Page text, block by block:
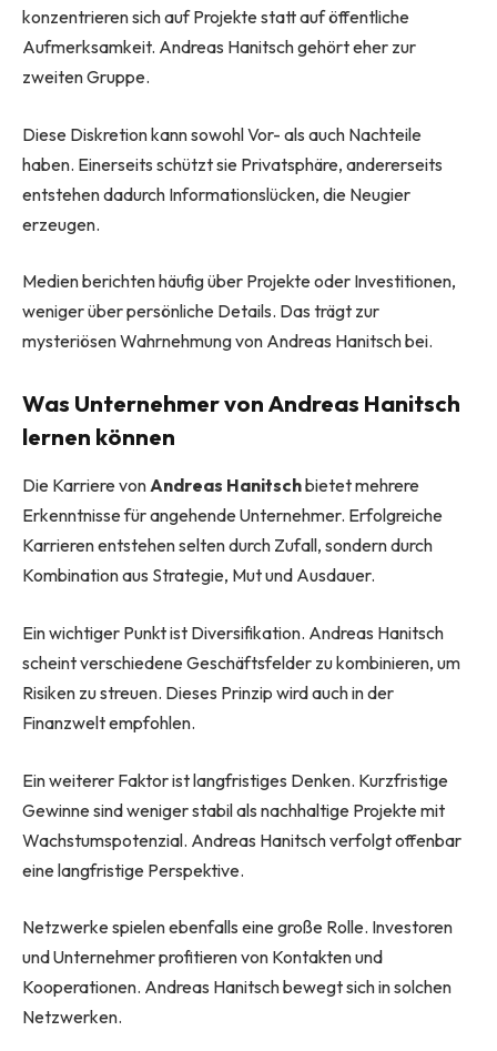
konzentrieren sich auf Projekte statt auf öffentliche
Aufmerksamkeit. Andreas Hanitsch gehört eher zur
zweiten Gruppe.
Diese Diskretion kann sowohl Vor- als auch Nachteile
haben. Einerseits schützt sie Privatsphäre, andererseits
entstehen dadurch Informationslücken, die Neugier
erzeugen.
Medien berichten häufig über Projekte oder Investitionen,
weniger über persönliche Details. Das trägt zur
mysteriösen Wahrnehmung von Andreas Hanitsch bei.
Was Unternehmer von Andreas Hanitsch
lernen können
Die Karriere vonAndreas Hanitschbietet mehrere
Erkenntnisse für angehende Unternehmer. Erfolgreiche
Karrieren entstehen selten durch Zufall, sondern durch
Kombination aus Strategie, Mut und Ausdauer.
Ein wichtiger Punkt ist Diversifikation. Andreas Hanitsch
scheint verschiedene Geschäftsfelder zu kombinieren, um
Risiken zu streuen. Dieses Prinzip wird auch in der
Finanzwelt empfohlen.
Ein weiterer Faktor ist langfristiges Denken. Kurzfristige
Gewinne sind weniger stabil als nachhaltige Projekte mit
Wachstumspotenzial. Andreas Hanitsch verfolgt offenbar
eine langfristige Perspektive.
Netzwerke spielen ebenfalls eine große Rolle. Investoren
und Unternehmer profitieren von Kontakten und
Kooperationen. Andreas Hanitsch bewegt sich in solchen
Netzwerken.